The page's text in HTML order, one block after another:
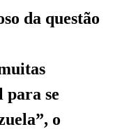
da questão
para se
o